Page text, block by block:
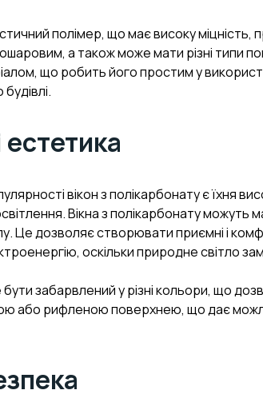
полімер, що має високу міцність,
а також може мати різні типи
що робить його простим у
естетика
вікон з полікарбонату є їхня
Вікна з полікарбонату можуть
Це дозволяє створювати приємні і
оскільки природне світло
забарвлений у різні кольори, що
або рифленою поверхнею, що дає